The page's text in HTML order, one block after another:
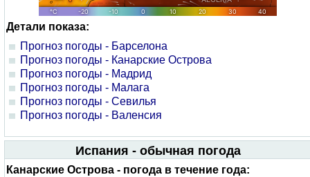
Детали показа:
Прогноз погоды - Барселона
Прогноз погоды - Канарские Острова
Прогноз погоды - Мадрид
Прогноз погоды - Малага
Прогноз погоды - Севилья
Прогноз погоды - Валенсия
Испания - обычная погода
Канарские Острова - погода в течение года: